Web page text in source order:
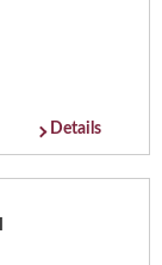
Details